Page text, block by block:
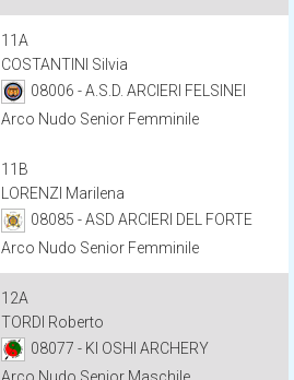
11A
COSTANTINI Silvia
08006 - A.S.D. ARCIERI FELSINEI
Arco Nudo Senior Femminile
11B
LORENZI Marilena
08085 - ASD ARCIERI DEL FORTE
Arco Nudo Senior Femminile
12A
TORDI Roberto
08077 - KI OSHI ARCHERY